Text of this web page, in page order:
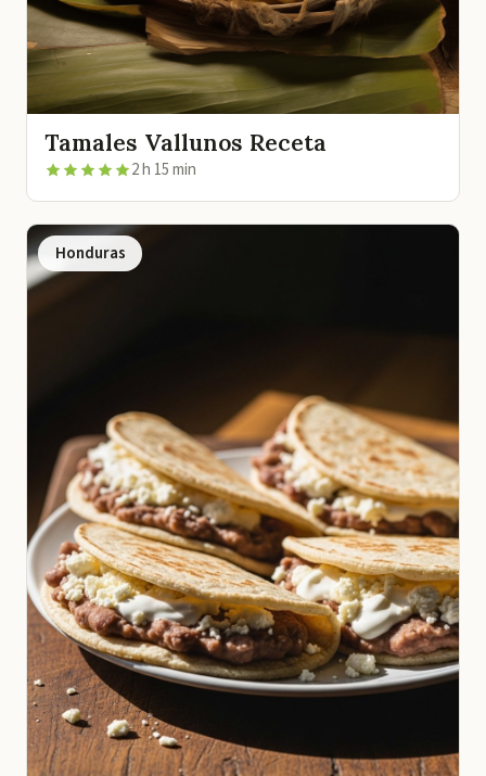
Tamales Vallunos Receta
2 h 15 min
Honduras